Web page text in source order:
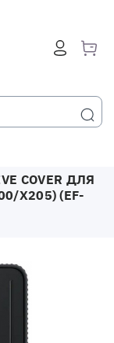
COVER ДЛЯ
X205) (EF-